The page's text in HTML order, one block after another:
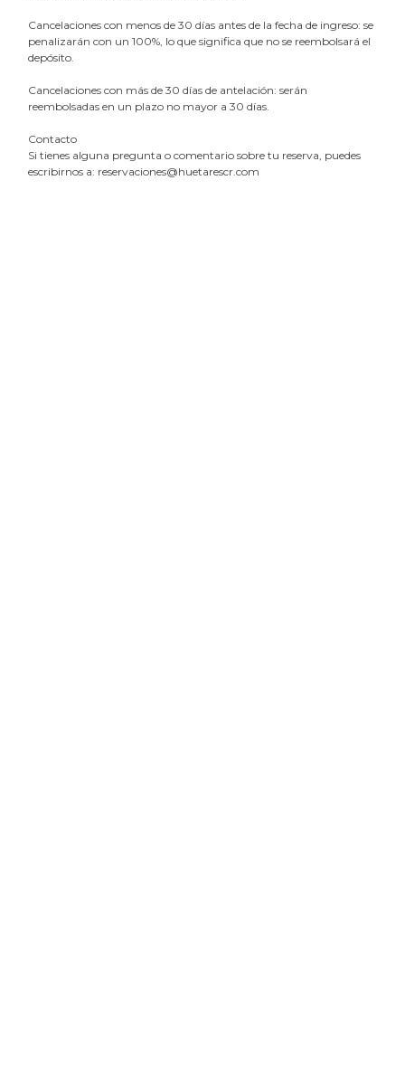
Cancelaciones con menos de 30 días antes de la fecha de ingreso: se
penalizarán con un 100%, lo que significa que no se reembolsará el
depósito.
Cancelaciones con más de 30 días de antelación: serán
reembolsadas en un plazo no mayor a 30 días.
Contacto
Si tienes alguna pregunta o comentario sobre tu reserva, puedes
escribirnos a: reservaciones@huetarescr.com